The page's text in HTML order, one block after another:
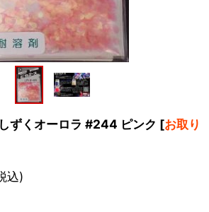
ずくオーロラ #244 ピンク [お取り
込)